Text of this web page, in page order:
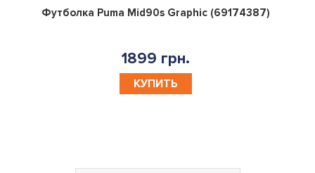
0
Футболка Puma Mid90s Graphic (69174387)
1899 грн.
КУПИТЬ